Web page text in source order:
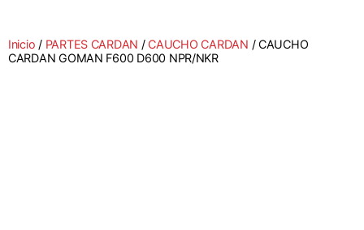
Inicio / PARTES CARDAN / CAUCHO CARDAN / CAUCHO
CARDAN GOMAN F600 D600 NPR/NKR